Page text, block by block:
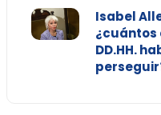
Isabel
¿cuántos
DD.HH.